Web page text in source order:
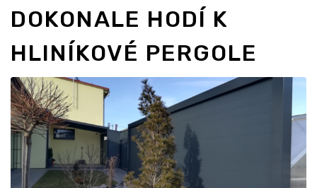
DOKONALE HODÍ K
HLINÍKOVÉ PERGOLE